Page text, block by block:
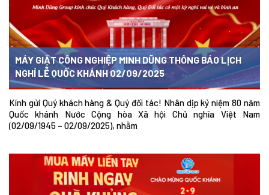
MÁY GIẶT CÔNG NGHIỆP MINH DŨNG THÔNG BÁO LỊCH
NGHỈ LỄ QUỐC KHÁNH 02/09/2025
Kính gửi Quý khách hàng & Quý đối tác! Nhân dịp kỷ niệm 80 năm
Quốc khánh Nước Cộng hòa Xã hội Chủ nghĩa Việt Nam
(02/09/1945 – 02/09/2025), nhằm